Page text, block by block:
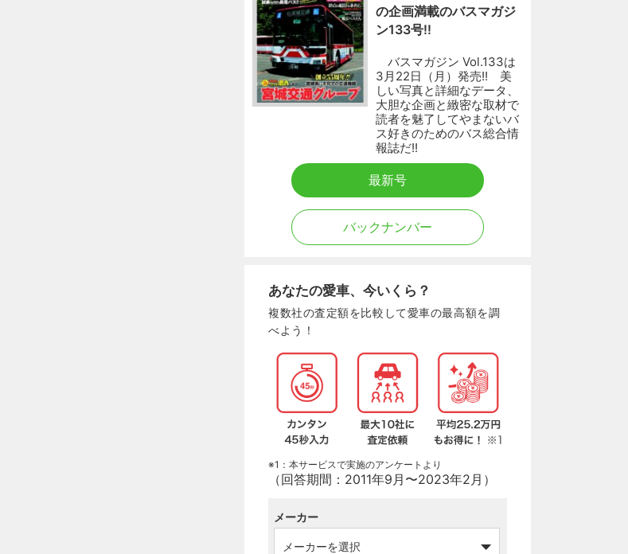
の企画満載のバスマガジ
ン133号!!
バスマガジン Vol.133は
3月22日（月）発売!! 美
しい写真と詳細なデータ、
大胆な企画と緻密な取材で
読者を魅了してやまないバ
ス好きのためのバス総合情
報誌だ!!
最新号
バックナンバー
あなたの愛車、今いくら？
複数社の査定額を比較して愛車の最高額を調
べよう！
※1：本サービスで実施のアンケートより
（回答期間：2011年9月〜2023年2月）
メーカー